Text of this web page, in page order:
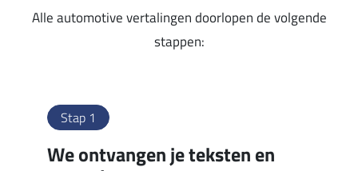
Alle automotive vertalingen doorlopen de volgende
stappen:
Stap 1
We ontvangen je teksten en